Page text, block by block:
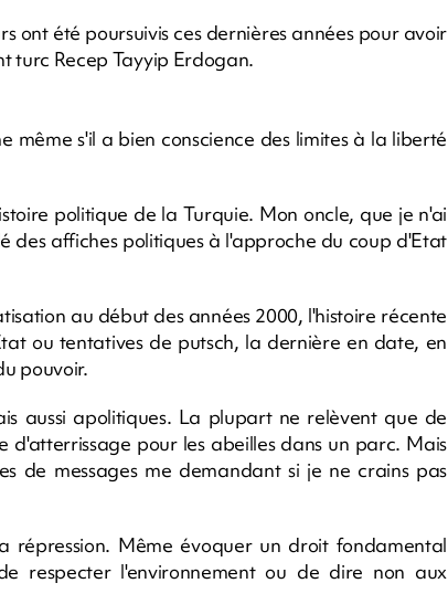
ont été poursuivis ces dernières années pour avoir
turc Recep Tayyip Erdogan.
même s'il a bien conscience des limites à la liberté
politique de la Turquie. Mon oncle, que je n'ai
des affiches politiques à l'approche du coup d'Etat
au début des années 2000, l'histoire récente
ou tentatives de putsch, la dernière en date, en
pouvoir.
aussi apolitiques. La plupart ne relèvent que de
d'atterrissage pour les abeilles dans un parc. Mais
de messages me demandant si je ne crains pas
Même évoquer un droit fondamental
respecter l'environnement ou de dire non aux